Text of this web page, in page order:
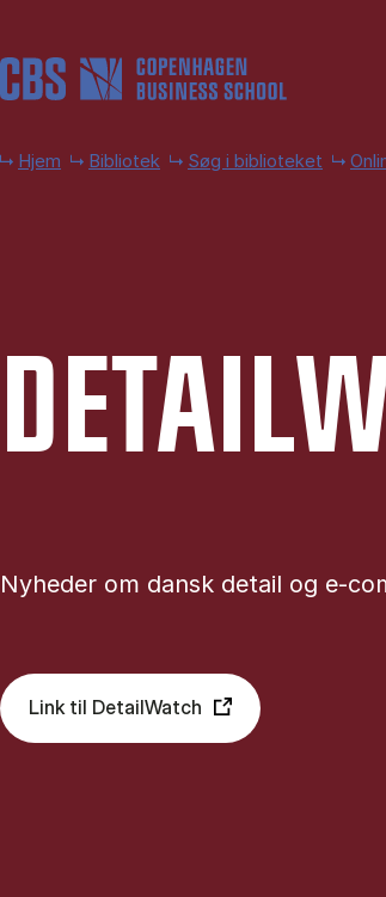
Hjem Bibliotek Søg i biblioteket
Nyheder om dansk detail og e-
Link til DetailWatch